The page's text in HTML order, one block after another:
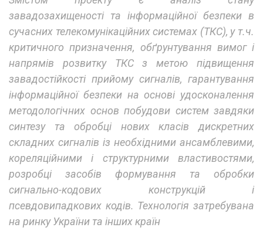
завадозахищеності та інформаційної безпеки в
сучасних телекомунікаційних системах (ТКС), у т.ч.
критичного призначення, обґрунтування вимог і
напрямів розвитку ТКС з метою підвищення
завадостійкості прийому сигналів, гарантування
інформаційної безпеки на основі удосконалення
методологічних основ побудови систем завдяки
синтезу та обробці нових класів дискретних
складних сигналів із необхідними ансамблевими,
кореляційними і структурними властивостями,
розробці засобів формування та обробки
сигнально-кодових конструкцій і
псевдовипадкових кодів. Технологія затребувана
на ринку України та інших країн